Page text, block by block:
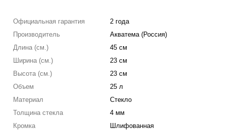
Официальная гарантия
2 года
Производитель
Акватема (Россия)
Длина (см.)
45 см
Ширина (см.)
23 см
Высота (см.)
23 см
Объем
25 л
Материал
Стекло
Толщина стекла
4 мм
Кромка
Шлифованная